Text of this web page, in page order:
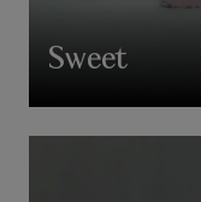
Sweet